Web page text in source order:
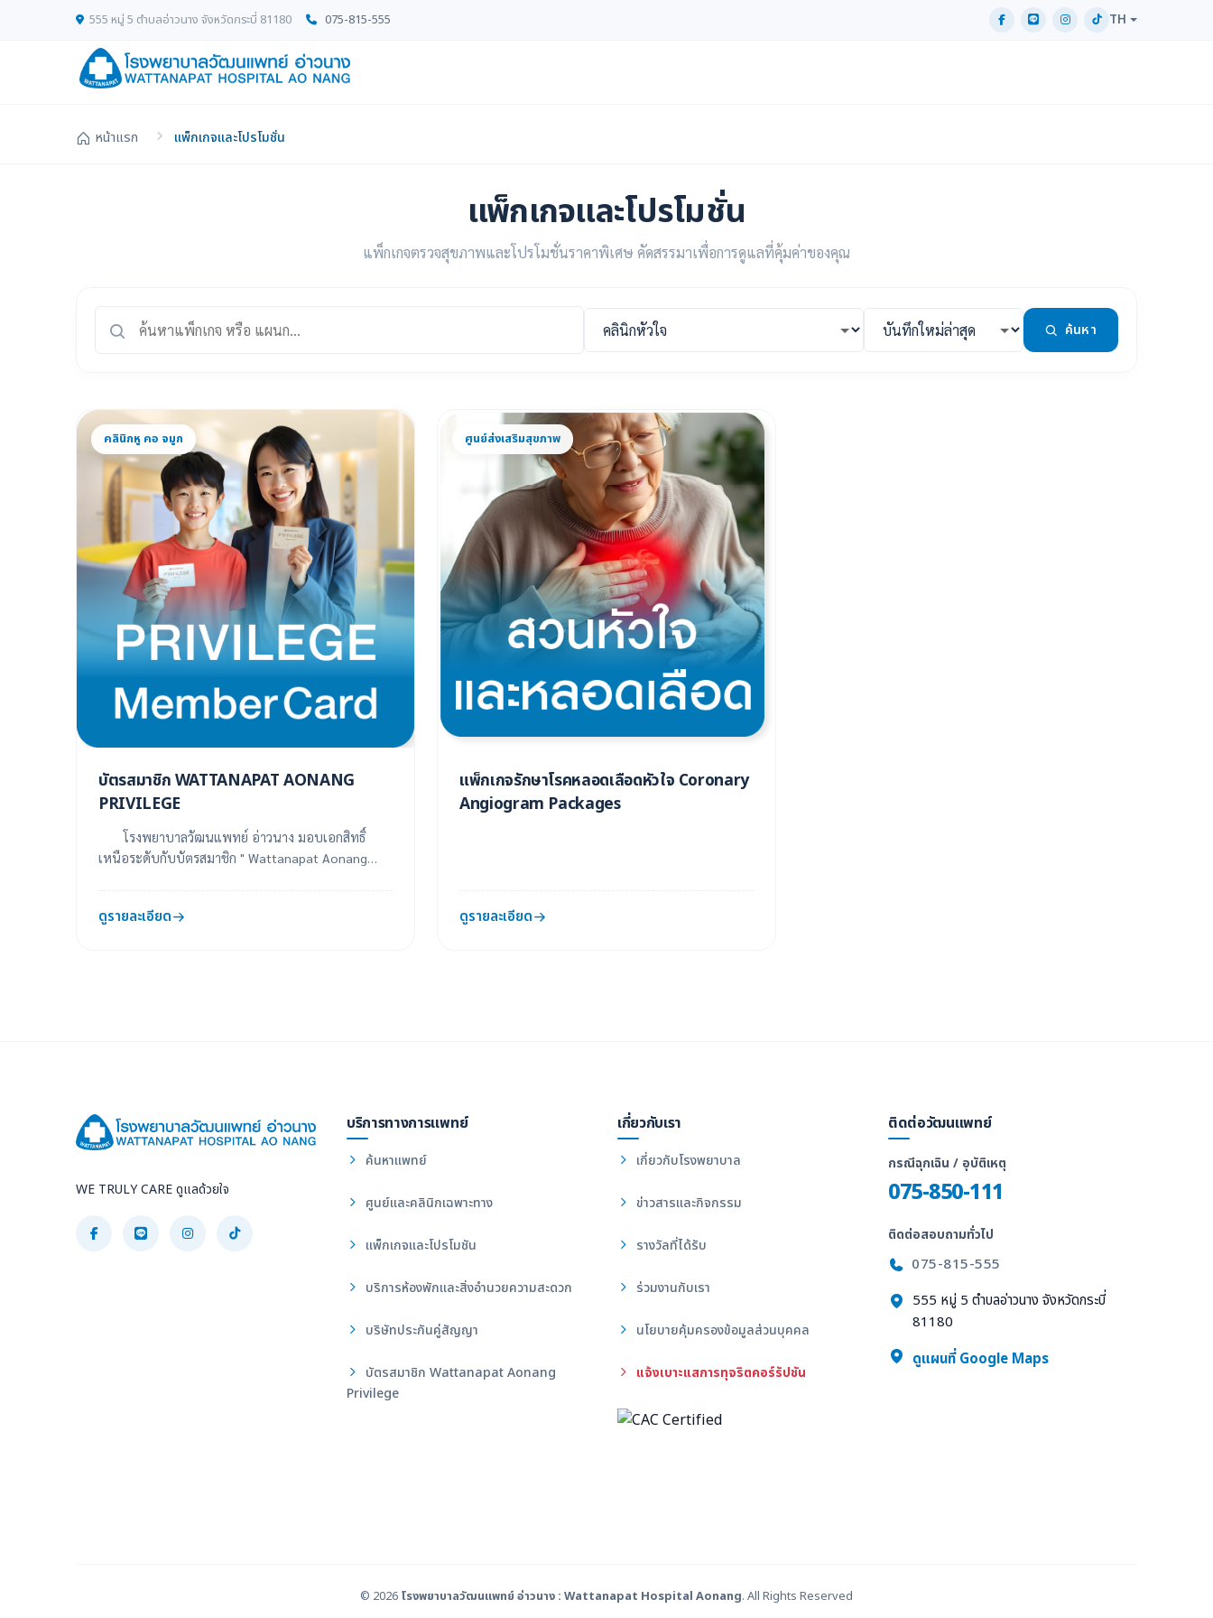
555 หมู่ 5 ตำบลอ่าวนาง จังหวัดกระบี่ 81180 075-815-555 TH
หน้าแรก แพ็กเกจและโปรโมชั่น
แพ็กเกจและโปรโมชั่น
แพ็กเกจตรวจสุขภาพและโปรโมชั่นราคาพิเศษ คัดสรรมาเพื่อการดูแลที่คุ้มค่าของคุณ
ค้นหา
คลินิกหู คอ จมูก
บัตรสมาชิก WATTANAPAT AONANG
PRIVILEGE
โรงพยาบาลวัฒนแพทย์ อ่าวนาง มอบเอกสิทธิ์
เหนือระดับกับบัตรสมาชิก " Wattanapat Aonang
ดูรายละเอียด
ศูนย์ส่งเสริมสุขภาพ
แพ็กเกจรักษาโรคหลอดเลือดหัวใจ Coronary
Angiogram Packages
ดูรายละเอียด
WE TRULY CARE ดูแลด้วยใจ
ติดต่อวัฒนแพทย์
กรณีฉุกเฉิน / อุบัติเหตุ
075-850-111
ติดต่อสอบถามทั่วไป
075-815-555
555 หมู่ 5 ตำบลอ่าวนาง จังหวัดกระบี่
81180
ดูแผนที่ Google Maps
บริการทางการแพทย์
ค้นหาแพทย์
ศูนย์และคลินิกเฉพาะทาง
แพ็กเกจและโปรโมชัน
บริการห้องพักและสิ่งอำนวยความสะดวก
บริษัทประกันคู่สัญญา
บัตรสมาชิก Wattanapat Aonang
Privilege
เกี่ยวกับเรา
เกี่ยวกับโรงพยาบาล
ข่าวสารและกิจกรรม
รางวัลที่ได้รับ
ร่วมงานกับเรา
นโยบายคุ้มครองข้อมูลส่วนบุคคล
แจ้งเบาะแสการทุจริตคอร์รัปชัน
© 2026 โรงพยาบาลวัฒนแพทย์ อ่าวนาง : Wattanapat Hospital Aonang. All Rights Reserved